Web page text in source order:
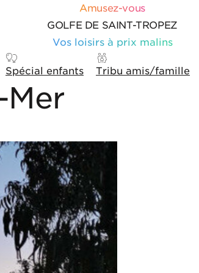
Amusez-vous
GOLFE DE SAINT-TROPEZ
Vos loisirs à prix malins
Spécial enfants Tribu amis/famille
Mer